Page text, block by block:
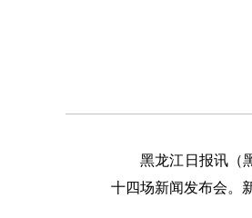
黑龙江日报讯（
十四场新闻发布会。